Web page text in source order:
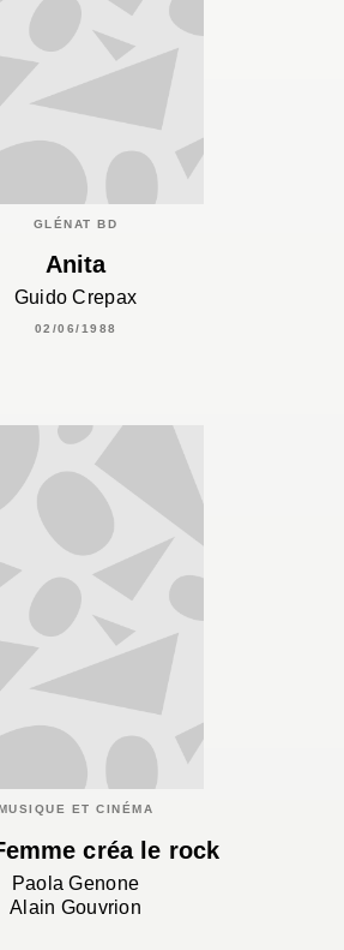
GLÉNAT BD
Anita
Guido Crepax
02/06/1988
ET CINÉMA
créa le rock
Paola Genone
Alain Gouvrion